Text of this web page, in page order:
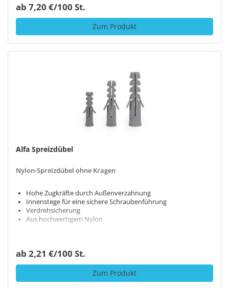
ab 7,20 €/100 St.
Zum Produkt
Alfa Spreizdübel
Nylon-Spreizdübel ohne Kragen
Hohe Zugkräfte durch Außenverzahnung
Innenstege für eine sichere Schraubenführung
Verdrehsicherung
Aus hochwertigem Nylon
ab 2,21 €/100 St.
Zum Produkt